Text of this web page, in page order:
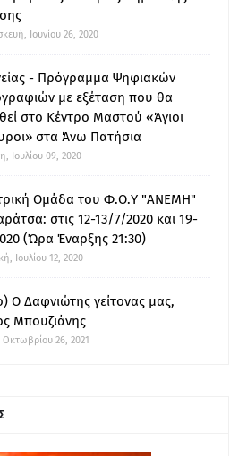
Ιουνίου 26, 2020
- Πρόγραμμα Ψηφιακών
με εξέταση που θα
στο Κέντρο Μαστού «Άγιοι
στα Άνω Πατήσια
Ιουλίου 09, 2020
Ομάδα του Φ.Ο.Υ "ΑΝΕΜΗ"
στις 12-13/7/2020 και 19-
(Ώρα Έναρξης 21:30)
Ιουλίου 12, 2020
Ο Δαφνιώτης γείτονας μας,
Μπουζιάνης
Οκτωβρίου 26, 2021